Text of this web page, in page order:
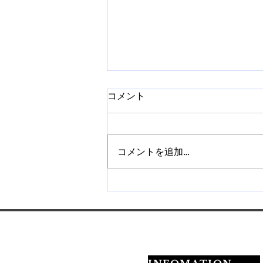
法まで学べます
コメント
コメントを追加…